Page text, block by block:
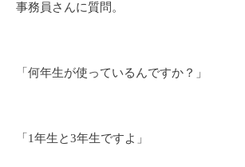
事務員さんに質問。
「何年生が使っているんですか？」
「1年生と3年生ですよ」